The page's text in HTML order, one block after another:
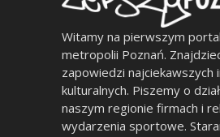
Witamy na pierwszym
metropolii Poznań.
zapowiedzi najciekawszych
kulturalnych. Piszemy o
naszym regionie firmach i
wydarzenia sportowe.